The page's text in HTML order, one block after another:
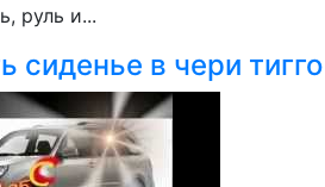
руль и...
сиденье в чери тигго